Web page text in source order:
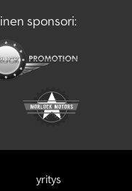
sponsori:
yritys